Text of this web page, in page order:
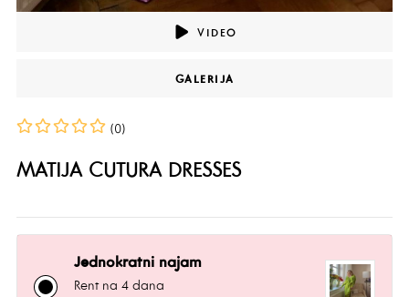
VIDEO
GALERIJA
(0)
MATIJA CUTURA DRESSES
Jednokratni najam
Rent na 4 dana